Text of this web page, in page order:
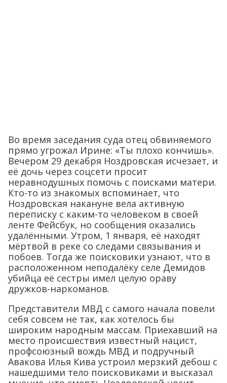
Во время заседания суда отец обвиняемого
прямо угрожал Ирине: «Ты плохо кончишь».
Вечером 29 декабря Ноздровская исчезает, и
её дочь через соцсети просит
неравнодушных помочь с поисками матери.
Кто-то из знакомых вспоминает, что
Ноздровская накануне вела активную
переписку с каким-то человеком в своей
ленте Фейсбук, но сообщения оказались
удалёнными. Утром, 1 января, её находят
мёртвой в реке со следами связывания и
побоев. Тогда же поисковики узнают, что в
расположенном неподалёку селе Демидов
убийца её сестры имел целую ораву
дружков-наркоманов.
Представители МВД с самого начала повели
себя совсем не так, как хотелось бы
широким народным массам. Приехавший на
место происшествия известный нацист,
профсоюзный вождь МВД и подручный
Авакова Илья Кива устроил мерзкий дебош с
нашедшими тело поисковиками и высказал